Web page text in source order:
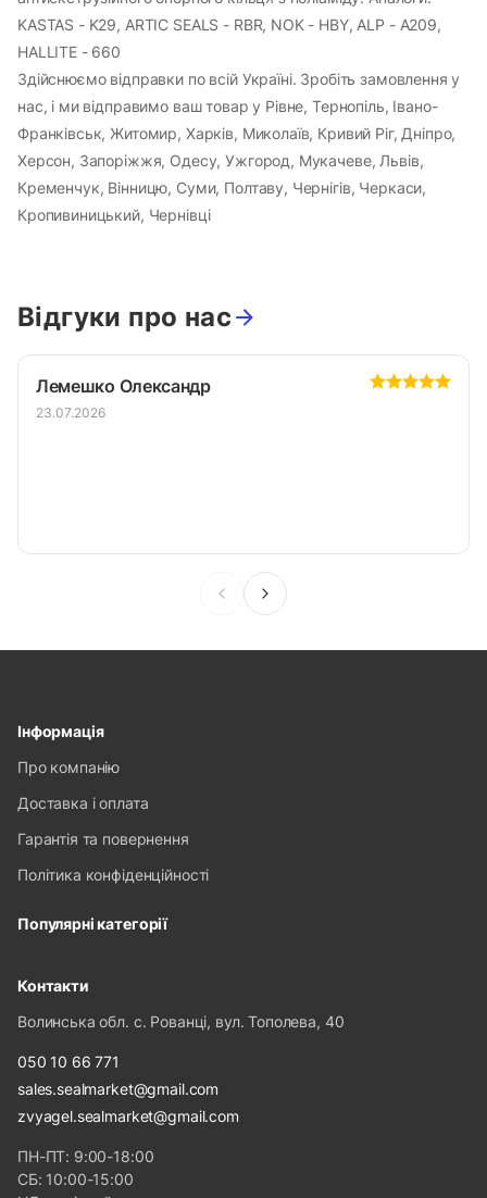
KASTAS - K29, ARTIC SEALS - RBR, NOK - HBY, ALP - A209,
HALLITE - 660
Здійснюємо відправки по всій Україні. Зробіть замовлення у
нас, і ми відправимо ваш товар у Рівне, Тернопіль, Івано-
Франківськ, Житомир, Харків, Миколаїв, Кривий Ріг, Дніпро,
Херсон, Запоріжжя, Одесу, Ужгород, Мукачеве, Львів,
Кременчук, Вінницю, Суми, Полтаву, Чернігів, Черкаси,
Кропивиницький, Чернівці
Відгуки про нас
Лемешко Олександр
23.07.2026
Інформація
Про компанію
Доставка і оплата
Гарантія та повернення
Політика конфіденційності
Популярні категорії
Контакти
Волинська обл. с. Рованці, вул. Тополева, 40
050 10 66 771
sales.sealmarket@gmail.com
zvyagel.sealmarket@gmail.com
ПН-ПТ: 9:00-18:00
СБ: 10:00-15:00